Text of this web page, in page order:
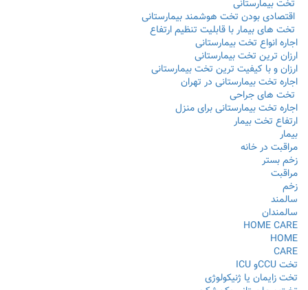
تخت بیمارستانی
اقتصادی بودن تخت هوشمند بیمارستانی
تخت های بیمار با قابلیت تنظیم ارتفاع
اجاره انواع تخت بیمارستانی
ارزان ترین تخت بیمارستانی
ارزان و با کیفیت ترین تخت بیمارستانی
اجاره تخت بیمارستانی در تهران
تخت های جراحی
اجاره تخت بیمارستانی برای منزل
ارتفاع تخت بيمار
بیمار
مراقبت در خانه
زخم بستر
مراقبت
زخم
سالمند
سالمندان
HOME CARE
HOME
CARE
تخت CCUو ICU
تخت زایمان یا ژنیکولوژی